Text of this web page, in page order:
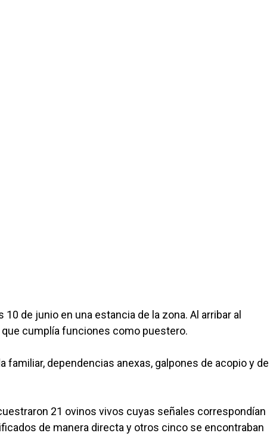
de junio en una estancia de la zona. Al arribar al
cumplía funciones como puestero.
dependencias anexas, galpones de acopio y de
21 ovinos vivos cuyas señales correspondían
de manera directa y otros cinco se encontraban